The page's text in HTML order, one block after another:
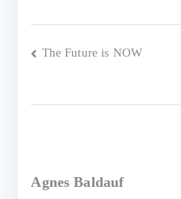
Beitragsnavigation
The Future is NOW
Agnes Baldauf